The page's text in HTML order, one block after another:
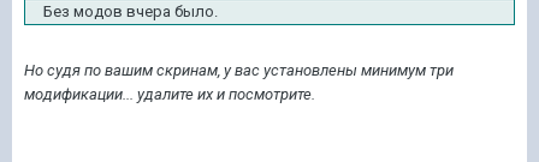
Без модов вчера было.
Но судя по вашим скринам, у вас установлены минимум три
модификации... удалите их и посмотрите.